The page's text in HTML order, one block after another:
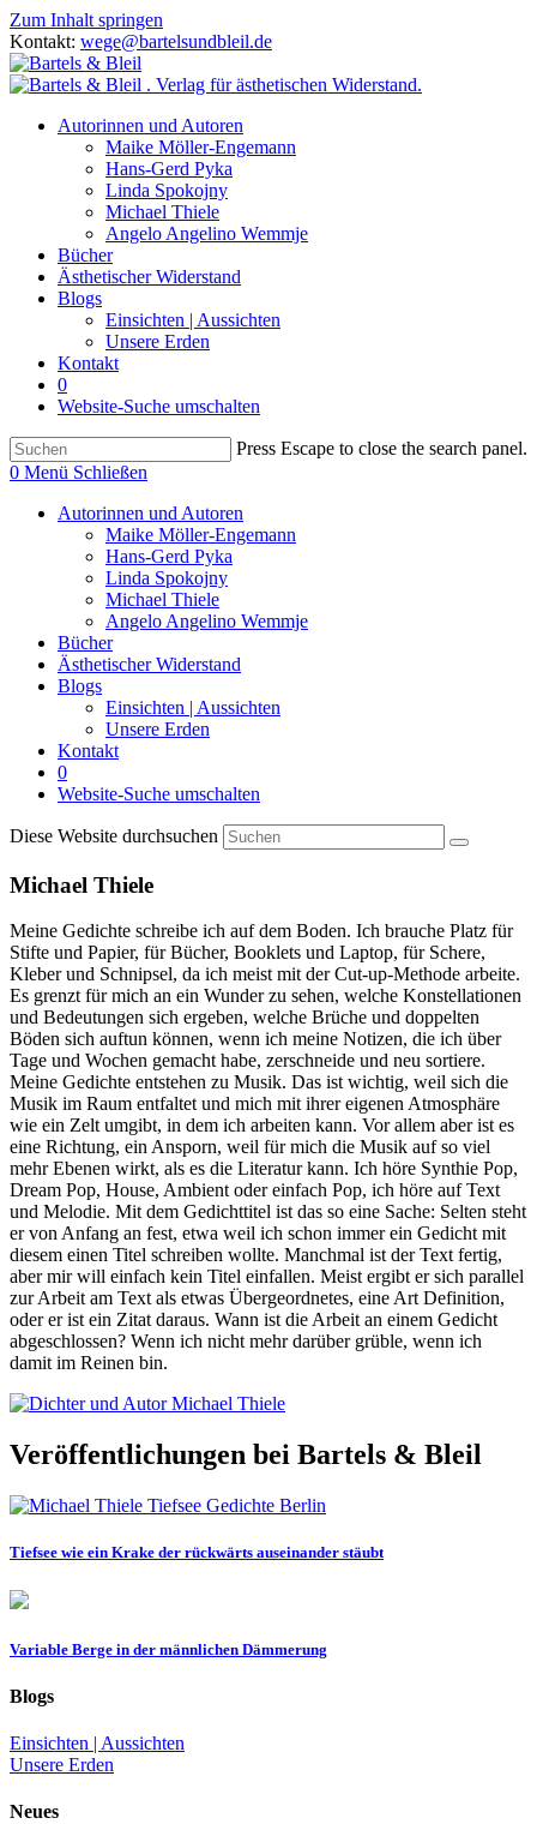
Zum Inhalt springen
Kontakt: wege@bartelsundbleil.de
Autorinnen und Autoren
Maike Möller-Engemann
Hans-Gerd Pyka
Linda Spokojny
Michael Thiele
Angelo Angelino Wemmje
Bücher
Ästhetischer Widerstand
Blogs
Einsichten | Aussichten
Unsere Erden
Kontakt
0
Website-Suche umschalten
Press Escape to close the search panel.
0 Menü Schließen
Autorinnen und Autoren
Maike Möller-Engemann
Hans-Gerd Pyka
Linda Spokojny
Michael Thiele
Angelo Angelino Wemmje
Bücher
Ästhetischer Widerstand
Blogs
Einsichten | Aussichten
Unsere Erden
Kontakt
0
Website-Suche umschalten
Diese Website durchsuchen
Michael Thiele
Meine Gedichte schreibe ich auf dem Boden. Ich brauche Platz für
Stifte und Papier, für Bücher, Booklets und Laptop, für Schere,
Kleber und Schnipsel, da ich meist mit der Cut-up-Methode arbeite.
Es grenzt für mich an ein Wunder zu sehen, welche Konstellationen
und Bedeutungen sich ergeben, welche Brüche und doppelten
Böden sich auftun können, wenn ich meine Notizen, die ich über
Tage und Wochen gemacht habe, zerschneide und neu sortiere.
Meine Gedichte entstehen zu Musik. Das ist wichtig, weil sich die
Musik im Raum entfaltet und mich mit ihrer eigenen Atmosphäre
wie ein Zelt umgibt, in dem ich arbeiten kann. Vor allem aber ist es
eine Richtung, ein Ansporn, weil für mich die Musik auf so viel
mehr Ebenen wirkt, als es die Literatur kann. Ich höre Synthie Pop,
Dream Pop, House, Ambient oder einfach Pop, ich höre auf Text
und Melodie. Mit dem Gedichttitel ist das so eine Sache: Selten steht
er von Anfang an fest, etwa weil ich schon immer ein Gedicht mit
diesem einen Titel schreiben wollte. Manchmal ist der Text fertig,
aber mir will einfach kein Titel einfallen. Meist ergibt er sich parallel
zur Arbeit am Text als etwas Übergeordnetes, eine Art Definition,
oder er ist ein Zitat daraus. Wann ist die Arbeit an einem Gedicht
abgeschlossen? Wenn ich nicht mehr darüber grüble, wenn ich
damit im Reinen bin.
Veröffentlichungen bei Bartels & Bleil
Tiefsee wie ein Krake der rückwärts auseinander stäubt
Variable Berge in der männlichen Dämmerung
Blogs
Einsichten | Aussichten
Unsere Erden
Neues